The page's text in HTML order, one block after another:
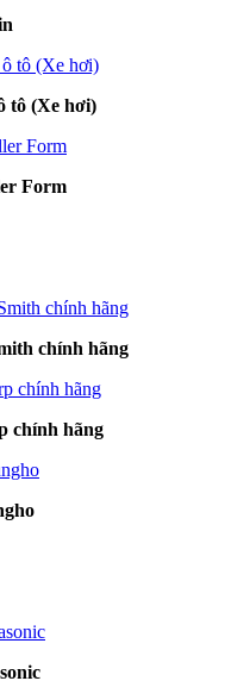
tô (Xe hơi)
Form
chính hãng
chính hãng